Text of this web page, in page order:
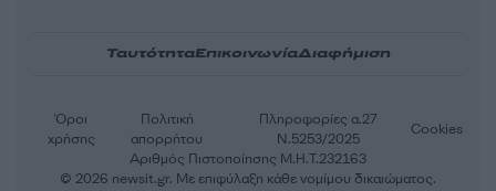
ΤαυτότηταΕπικοινωνίαΔιαφήμιση
Αριθμός Πιστοποίησης Μ.Η.Τ.232163
Όροι
χρήσης
Πολιτική
απορρήτου
Πληροφορίες α.27
Ν.5253/2025
Cookies
© 2026 newsit.gr. Με επιφύλαξη κάθε νομίμου δικαιώματος.